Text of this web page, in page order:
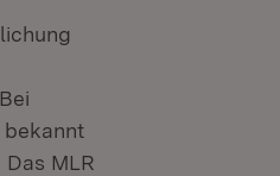
bekannt
MLR